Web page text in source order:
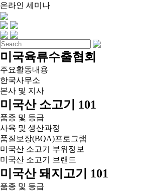
온라인 세미나
미국육류수출협회
주요활동내용
한국사무소
본사 및 지사
미국산 소고기 101
품종 및 등급
사육 및 생산과정
품질보장(BQA)프로그램
미국산 소고기 부위정보
미국산 소고기 브랜드
미국산 돼지고기 101
품종 및 등급